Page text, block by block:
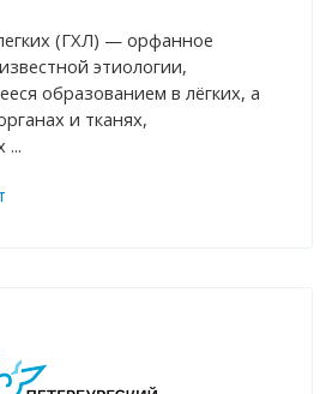
(ГХЛ) — орфанное
этиологии,
образованием в лёгких, а
и тканях,
...